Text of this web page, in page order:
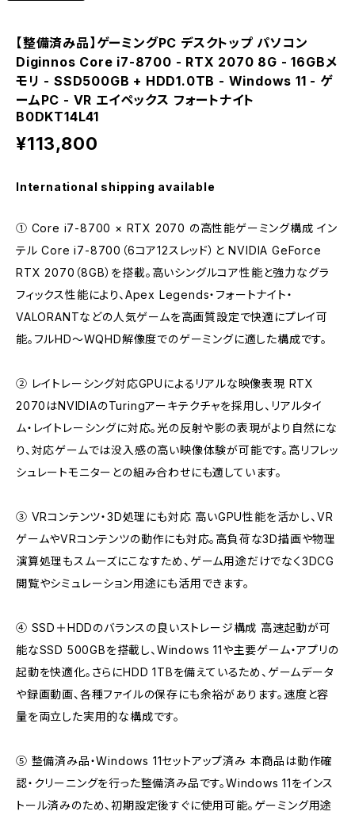
【整備済み品】ゲーミングPC デスクトップ パソコン
Diginnos Core i7-8700 - RTX 2070 8G - 16GBメ
モリ - SSD500GB + HDD1.0TB - Windows 11 - ゲ
ームPC - VR エイペックス フォートナイト
B0DKT14L41
¥113,800
International shipping available
① Core i7-8700 × RTX 2070 の高性能ゲーミング構成 イン
テル Core i7-8700（6コア12スレッド）と NVIDIA GeForce
RTX 2070（8GB）を搭載。高いシングルコア性能と強力なグラ
フィックス性能により、Apex Legends・フォートナイト・
VALORANTなどの人気ゲームを高画質設定で快適にプレイ可
能。フルHD～WQHD解像度でのゲーミングに適した構成です。
② レイトレーシング対応GPUによるリアルな映像表現 RTX
2070はNVIDIAのTuringアーキテクチャを採用し、リアルタイ
ム・レイトレーシングに対応。光の反射や影の表現がより自然にな
り、対応ゲームでは没入感の高い映像体験が可能です。高リフレッ
シュレートモニターとの組み合わせにも適しています。
③ VRコンテンツ・3D処理にも対応 高いGPU性能を活かし、VR
ゲームやVRコンテンツの動作にも対応。高負荷な3D描画や物理
演算処理もスムーズにこなすため、ゲーム用途だけでなく3DCG
閲覧やシミュレーション用途にも活用できます。
④ SSD＋HDDのバランスの良いストレージ構成 高速起動が可
能なSSD 500GBを搭載し、Windows 11や主要ゲーム・アプリの
起動を快適化。さらにHDD 1TBを備えているため、ゲームデータ
や録画動画、各種ファイルの保存にも余裕があります。速度と容
量を両立した実用的な構成です。
⑤ 整備済み品・Windows 11セットアップ済み 本商品は動作確
認・クリーニングを行った整備済み品です。Windows 11をインス
トール済みのため、初期設定後すぐに使用可能。ゲーミング用途